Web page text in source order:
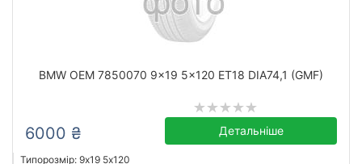
BMW OEM 7850070 9x19 5x120 ET18 DIA74,1 (GMF)
6000 ₴ Детальніше
Типорозмір: 9x19 5х120